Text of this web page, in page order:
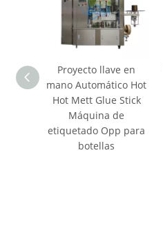
Proyecto llave en
mano Automático Hot
Hot Mett Glue Stick
Máquina de
etiquetado Opp para
botellas